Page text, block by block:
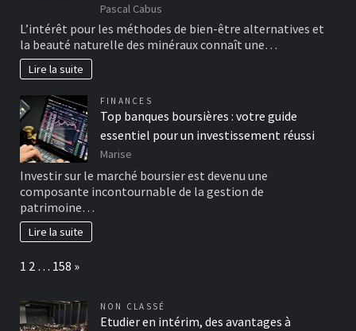
Pascal Cabus
L’intérêt pour les méthodes de bien-être alternatives et
la beauté naturelle des minéraux connaît une…
Lire la suite
FINANCES
Top banques boursières : votre guide
essentiel pour un investissement réussi
Marise
Investir sur le marché boursier est devenu une
composante incontournable de la gestion de
patrimoine…
Lire la suite
Page:
1 2 … 158 Next
»
NON CLASSÉ
Etudier en intérim, des avantages à